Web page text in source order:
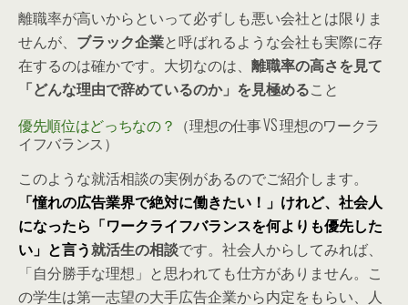
離職率が高いからといって必ずしも悪い会社とは限りま
せんが、 ブラック企業と呼ばれるような会社も実際に存
在するのは確かです。大切なのは、 離職率の高さを見て
「どんな理由で辞めているのか」を見極めること
優先順位はどっちなの？ （理想の仕事 VS 理想のワークラ
イフバランス）
このような就活相談の実例があるのでご紹介します。
「憧れの広告業界で絶対に働きたい！」けれど、社会人
になったら「ワークライフバランスを何よりも優先した
い」と言う就活生の相談です。社会人からしてみれば、
「自分勝手な理想」と思われても仕方がありません。こ
の学生は第一志望の大手広告企業から内定をもらい、人